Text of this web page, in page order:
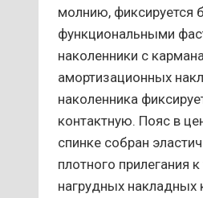
молнию, фиксируется
функциональными
наколенники с
амортизационных
наколенника
контактную. Пояс в
спинке собран
плотного прилегания
нагрудных накладных